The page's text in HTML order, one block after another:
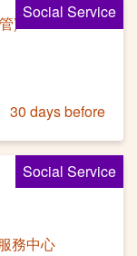
Social Service
)
30 days before
Social Service
務中心